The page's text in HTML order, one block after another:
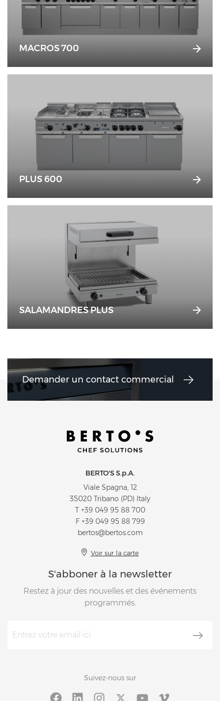
MACROS 700
PLUS 600
SALAMANDRES PLUS
Demander un contact commercial
BERTO'S S.p.A.
Viale Spagna, 12
35020 Tribano (PD) Italy
T +39 049 95 88 700
F +39 049 95 88 799
bertos@bertos.com
Voir sur la carte
S'abboner à la newsletter
Restez à jour des nouvelles et des événements
programmés.
Suivez-nous sur